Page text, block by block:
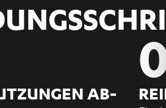
AB­